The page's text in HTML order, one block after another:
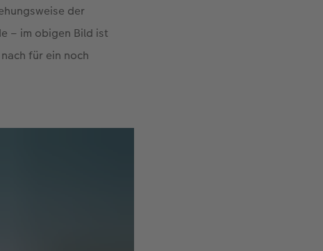
der
– im obigen Bild ist
für ein noch